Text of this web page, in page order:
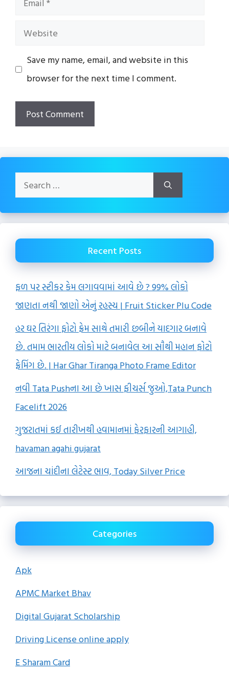
Website
Save my name, email, and website in this
browser for the next time I comment.
Search
for:
Recent Posts
ફળ પર સ્ટીકર કેમ લગાવવામાં આવે છે ? 99% લોકો
જાણતા નથી જાણો એનું રહસ્ય | Fruit Sticker Plu Code
હર ઘર તિરંગા ફોટો ફ્રેમ સાથે તમારી છબીને યાદગાર બનાવે
છે. તમામ ભારતીય લોકો માટે બનાવેલ આ સૌથી મહાન ફોટો
ફ્રેમિંગ છે. | Har Ghar Tiranga Photo Frame Editor
નવી Tata Pushના આ છે ખાસ ફીચર્સ જુઓ,Tata Punch
Facelift 2026
ગુજરાતમાં કઈ તારીખથી હવામાનમાં ફેરફારની આગાહી,
havaman agahi gujarat
આજના ચાંદીના લેટેસ્ટ ભાવ, Today Silver Price
Categories
Apk
APMC Market Bhav
Digital Gujarat Scholarship
Driving License online apply
E Sharam Card